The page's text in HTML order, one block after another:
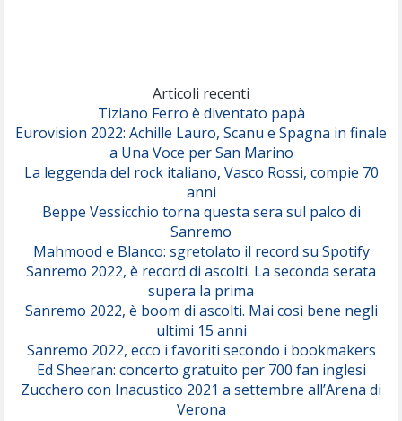
Serenamente
Articoli recenti
Tiziano Ferro è diventato papà
Eurovision 2022: Achille Lauro, Scanu e Spagna in finale
a Una Voce per San Marino
La leggenda del rock italiano, Vasco Rossi, compie 70
anni
Beppe Vessicchio torna questa sera sul palco di
Sanremo
Mahmood e Blanco: sgretolato il record su Spotify
Sanremo 2022, è record di ascolti. La seconda serata
supera la prima
Sanremo 2022, è boom di ascolti. Mai così bene negli
ultimi 15 anni
Sanremo 2022, ecco i favoriti secondo i bookmakers
Ed Sheeran: concerto gratuito per 700 fan inglesi
Zucchero con Inacustico 2021 a settembre all’Arena di
Verona